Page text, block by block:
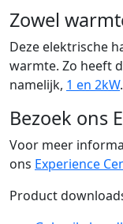
Zowel
Deze elektrische
warmte. Zo heeft
namelijk, 1 en 2kW.
Bezoek ons
Voor meer
ons Experience
Product